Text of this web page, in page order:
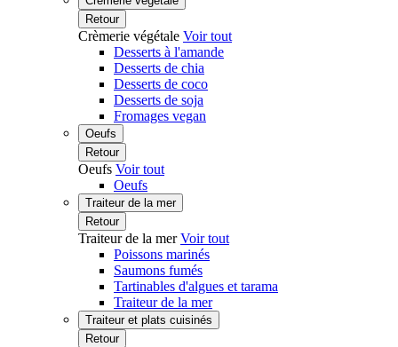
Retour
Crèmerie végétale Voir tout
Desserts à l'amande
Desserts de chia
Desserts de coco
Desserts de soja
Fromages vegan
Oeufs
Retour
Oeufs Voir tout
Oeufs
Traiteur de la mer
Retour
Traiteur de la merVoir tout
Poissons marinés
Saumons fumés
Tartinables d'algues et tarama
Traiteur de la mer
Traiteur et plats cuisinés
Retour